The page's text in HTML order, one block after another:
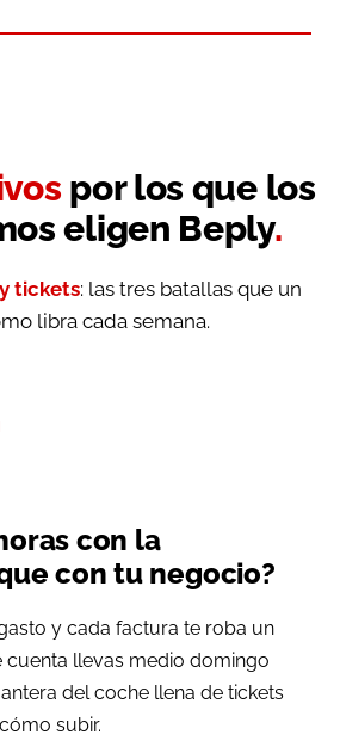
por los que los
eligen Beply.
tickets: las tres batallas que un
libra cada semana.
con la
con tu negocio?
y cada factura te roba un
cuenta llevas medio domingo
del coche llena de tickets
subir.